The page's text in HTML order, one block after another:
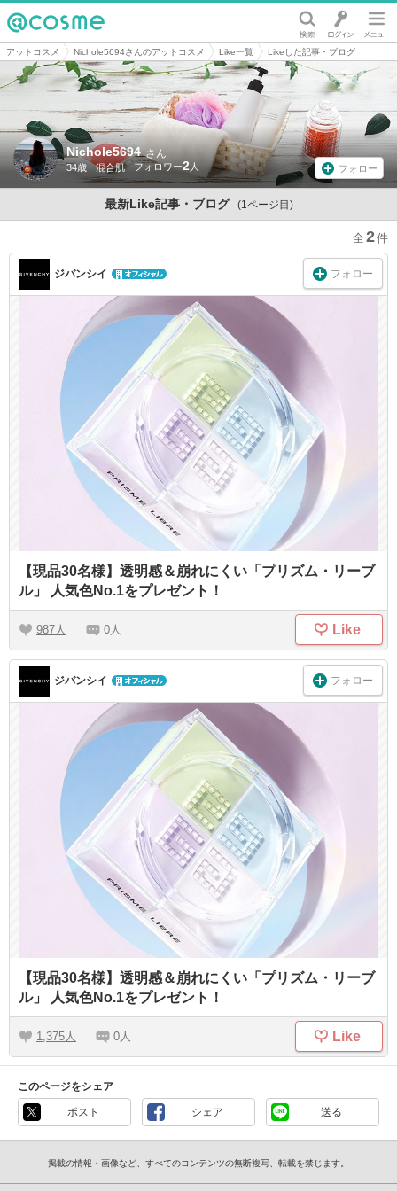
@cosme
アットコスメ Nichole5694さんのアットコスメ Like一覧 Likeした記事・ブログ
Nichole5694 さん
34歳 混合肌 2 フォロー
最新Like記事・ブログ (1ページ目)
2
ジバンシイ フォロー
【現品30名様】透明感＆崩れにくい「プリズム・リーブ
ル」 人気色No.1をプレゼント！
987 0 Like
ジバンシイ フォロー
【現品30名様】透明感＆崩れにくい「プリズム・リーブ
ル」 人気色No.1をプレゼント！
1,375 0 Like
このページをシェア
ポスト シェア 送る
掲載の情報・画像など、すべてのコンテンツの無断複写、転載を禁じます。